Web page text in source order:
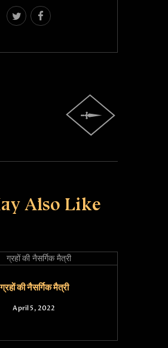
Also Like
ग्रहों की नैसर्गिक मैत्री
April 5, 2022